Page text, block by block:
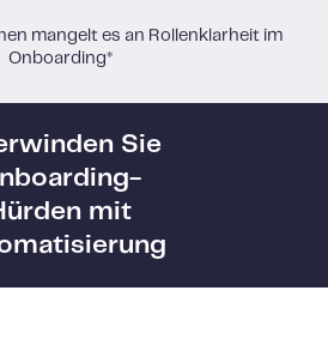
mangelt es an Rollenklarheit im
Onboarding*
Sie
mit